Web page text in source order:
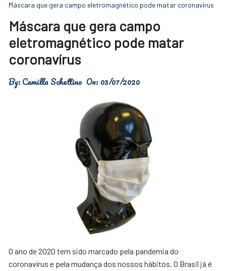
Máscara que gera campo eletromagnético pode matar coronavírus
Máscara que gera campo
eletromagnético pode matar
coronavírus
By:Camilla Schettino On: 03/07/2020
O ano de 2020 tem sido marcado pela pandemia do
coronavírus e pela mudança dos nossos hábitos. O Brasil já é